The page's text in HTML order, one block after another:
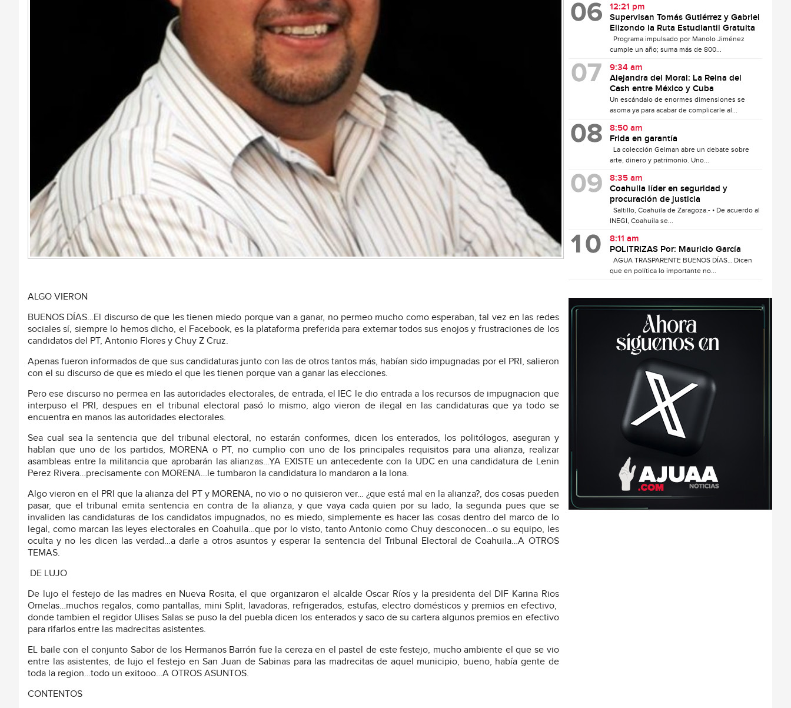
ALGO VIERON
BUENOS DÍAS…El discurso de que les tienen miedo porque van a ganar, no permeo mucho como esperaban, tal vez en las redes
sociales sí, siempre lo hemos dicho, el Facebook, es la plataforma preferida para externar todos sus enojos y frustraciones de los
candidatos del PT, Antonio Flores y Chuy Z Cruz.
Apenas fueron informados de que sus candidaturas junto con las de otros tantos más, habían sido impugnadas por el PRI, salieron
con el su discurso de que es miedo el que les tienen porque van a ganar las elecciones.
Pero ese discurso no permea en las autoridades electorales, de entrada, el IEC le dio entrada a los recursos de impugnacion que
interpuso el PRI, despues en el tribunal electoral pasó lo mismo, algo vieron de ilegal en las candidaturas que ya todo se
encuentra en manos las autoridades electorales.
Sea cual sea la sentencia que del tribunal electoral, no estarán conformes, dicen los enterados, los politólogos, aseguran y
hablan que uno de los partidos, MORENA o PT, no cumplio con uno de los principales requisitos para una alianza, realizar
asambleas entre la militancia que aprobarán las alianzas…YA EXISTE un antecedente con la UDC en una candidatura de Lenin
Perez Rivera…precisamente con MORENA…le tumbaron la candidatura lo mandaron a la lona.
Algo vieron en el PRI que la alianza del PT y MORENA, no vio o no quisieron ver… ¿que está mal en la alianza?, dos cosas pueden
pasar, que el tribunal emita sentencia en contra de la alianza, y que vaya cada quien por su lado, la segunda pues que se
invaliden las candidaturas de los candidatos impugnados, no es miedo, simplemente es hacer las cosas dentro del marco de lo
legal, como marcan las leyes electorales en Coahuila…que por lo visto, tanto Antonio como Chuy desconocen…o su equipo, les
oculta y no les dicen las verdad…a darle a otros asuntos y esperar la sentencia del Tribunal Electoral de Coahuila…A OTROS
TEMAS.
DE LUJO
De lujo el festejo de las madres en Nueva Rosita, el que organizaron el alcalde Oscar Ríos y la presidenta del DIF Karina Rios
Ornelas…muchos regalos, como pantallas, mini Split, lavadoras, refrigerados, estufas, electro domésticos y premios en efectivo,
donde tambien el regidor Ulises Salas se puso la del puebla dicen los enterados y saco de su cartera algunos premios en efectivo
para rifarlos entre las madrecitas asistentes.
EL baile con el conjunto Sabor de los Hermanos Barrón fue la cereza en el pastel de este festejo, mucho ambiente el que se vio
entre las asistentes, de lujo el festejo en San Juan de Sabinas para las madrecitas de aquel municipio, bueno, había gente de
toda la region…todo un exitooo…A OTROS ASUNTOS.
CONTENTOS
12:21 pm
Supervisan Tomás Gutiérrez y Gabriel
Elizondo la Ruta Estudiantil Gratuita
Programa impulsado por Manolo Jiménez
cumple un año; suma más de 800...
9:34 am
Alejandra del Moral: La Reina del
Cash entre México y Cuba
Un escándalo de enormes dimensiones se
asoma ya para acabar de complicarle al...
8:50 am
Frida en garantía
La colección Gelman abre un debate sobre
arte, dinero y patrimonio. Uno...
8:35 am
Coahuila líder en seguridad y
procuración de justicia
Saltillo, Coahuila de Zaragoza.- • De acuerdo al
INEGI, Coahuila se...
8:11 am
POLITRIZAS Por: Mauricio García
AGUA TRASPARENTE BUENOS DÍAS… Dicen
que en política lo importante no...